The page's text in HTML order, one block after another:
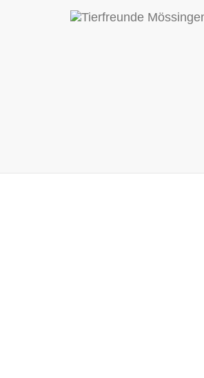
Kontakt